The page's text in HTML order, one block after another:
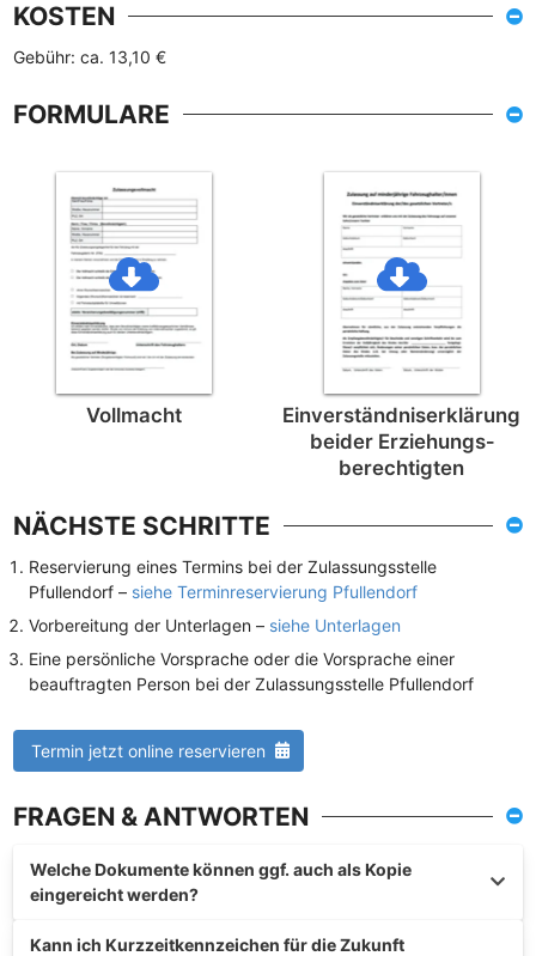
KOSTEN
Gebühr: ca. 13,10 €
FORMULARE
Vollmacht
Einverständnis­erklärung
beider Erziehungs­
berechtigten
NÄCHSTE SCHRITTE
Reservierung eines Termins bei der Zulassungsstelle
Pfullendorf – siehe Terminreservierung Pfullendorf
Vorbereitung der Unterlagen – siehe Unterlagen
Eine persönliche Vorsprache oder die Vorsprache einer
beauftragten Person bei der Zulassungsstelle Pfullendorf
Termin jetzt online reservieren
FRAGEN & ANTWORTEN
Welche Dokumente können ggf. auch als Kopie
eingereicht werden?
Kann ich Kurzzeitkennzeichen für die Zukunft